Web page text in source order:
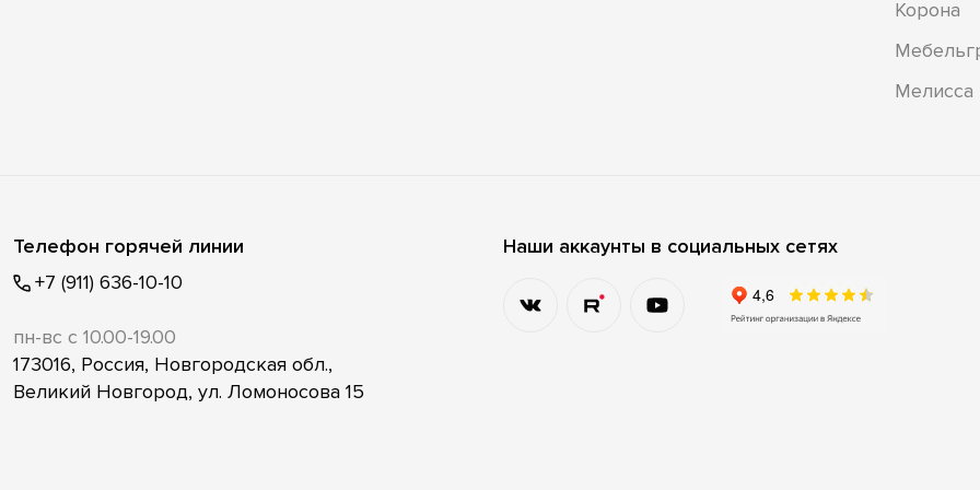
Корона
Мелисса
Телефон горячей линии
+7 (911) 636-10-10
пн-вс с 10.00-19.00
173016, Россия, Новгородская обл.,
Великий Новгород, ул. Ломоносова 15
Наши аккаунты в социальных сетях